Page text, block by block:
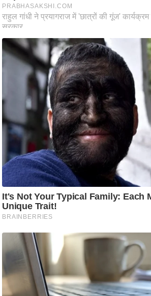
क्षा
ध
र्म
ज्यो
म
हि
मा
/
ध
र्म
स्थ
ल
व्र
त
त्यो
हा